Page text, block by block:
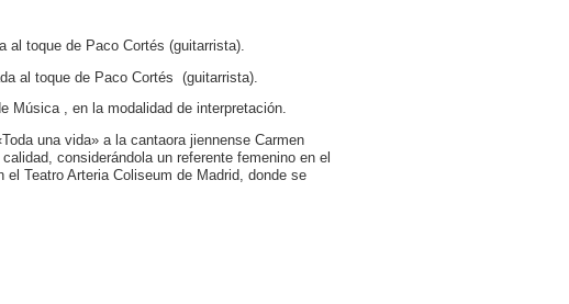
al toque de Paco Cortés (guitarrista).
al toque de Paco Cortés (guitarrista).
Música , en la modalidad de interpretación.
una vida» a la cantaora jiennense Carmen
considerándola un referente femenino en el
Teatro Arteria Coliseum de Madrid, donde se